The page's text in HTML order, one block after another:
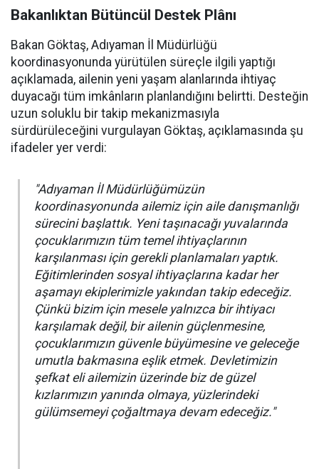
Bakanlıktan Bütüncül Destek Plânı
Bakan Göktaş, Adıyaman İl Müdürlüğü
koordinasyonunda yürütülen süreçle ilgili yaptığı
açıklamada, ailenin yeni yaşam alanlarında ihtiyaç
duyacağı tüm imkânların planlandığını belirtti. Desteğin
uzun soluklu bir takip mekanizmasıyla
sürdürüleceğini vurgulayan Göktaş, açıklamasında şu
ifadeler yer verdi:
"Adıyaman İl Müdürlüğümüzün
koordinasyonunda ailemiz için aile danışmanlığı
sürecini başlattık. Yeni taşınacağı yuvalarında
çocuklarımızın tüm temel ihtiyaçlarının
karşılanması için gerekli planlamaları yaptık.
Eğitimlerinden sosyal ihtiyaçlarına kadar her
aşamayı ekiplerimizle yakından takip edeceğiz.
Çünkü bizim için mesele yalnızca bir ihtiyacı
karşılamak değil, bir ailenin güçlenmesine,
çocuklarımızın güvenle büyümesine ve geleceğe
umutla bakmasına eşlik etmek. Devletimizin
şefkat eli ailemizin üzerinde biz de güzel
kızlarımızın yanında olmaya, yüzlerindeki
gülümsemeyi çoğaltmaya devam edeceğiz."